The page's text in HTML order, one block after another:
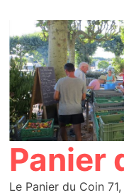
contenu
Panier
Le Panier du Coin